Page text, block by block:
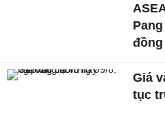
đồng
Giá
tục